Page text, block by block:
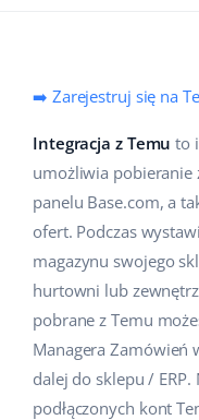
Najważniejsze
Sprzedaż na
Automatyzacja
Zarządzanie wysyłką
Automatyzacja cen
AI dla e-commerce
Obsługa klienta
Dom i ogród
Elektronika
Motoryzacja
Supermarket
Zdrowie i uroda
Pomoc
Blog
Usługi
Wdrożenia systemu
Konsultacje i szkolenia
Polski
english (US)
english (GB)
english (IN)
čeština
deutsch
Ελληνικά
➡️ Zarejestruj się na
Integracja z Temu to
umożliwia pobieranie
panelu Base.com, a
ofert. Podczas
magazynu swojego
hurtowni lub
pobrane z Temu
Managera Zamówień
dalej do sklepu /
podłączonych kont